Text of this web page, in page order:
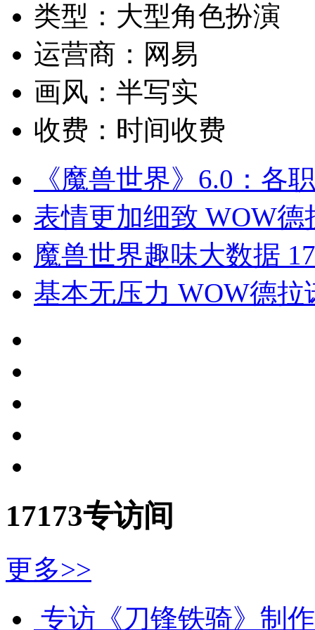
类型： 大型角色扮演
运营商： 网易
画风： 半写实
收费： 时间收费
《魔兽世界》6.0：各
表情更加细致 WOW
魔兽世界趣味大数据
基本无压力 WOW德
17173专访间
更多>>
专访《刀锋铁骑》制